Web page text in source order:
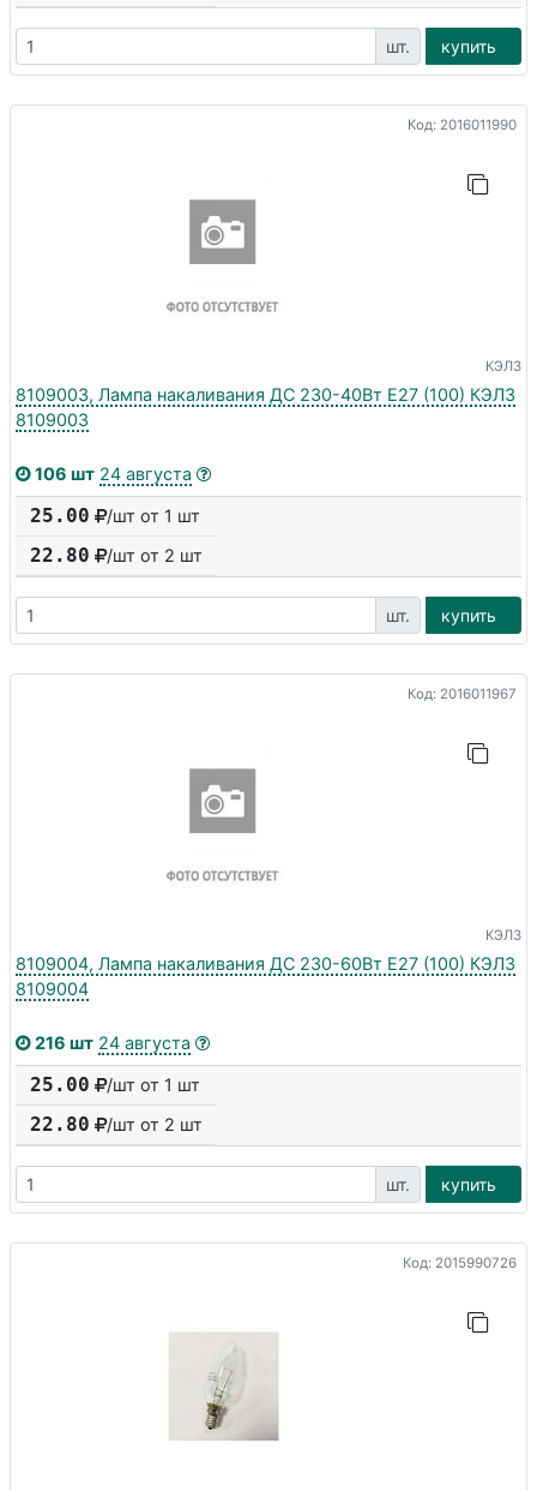
шт. купить
Код: 2016011990
КЭЛЗ
8109003, Лампа накаливания ДС 230-40Вт E27 (100) КЭЛЗ
8109003
106 шт 24 августа
25.00 /шт от 1 шт
22.80 /шт от 2 шт
шт. купить
Код: 2016011967
КЭЛЗ
8109004, Лампа накаливания ДС 230-60Вт E27 (100) КЭЛЗ
8109004
216 шт 24 августа
25.00 /шт от 1 шт
22.80 /шт от 2 шт
шт. купить
Код: 2015990726